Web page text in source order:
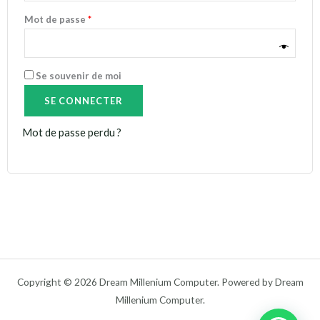
Mot de passe *
Se souvenir de moi
SE CONNECTER
Mot de passe perdu ?
Copyright © 2026 Dream Millenium Computer. Powered by Dream
Millenium Computer.